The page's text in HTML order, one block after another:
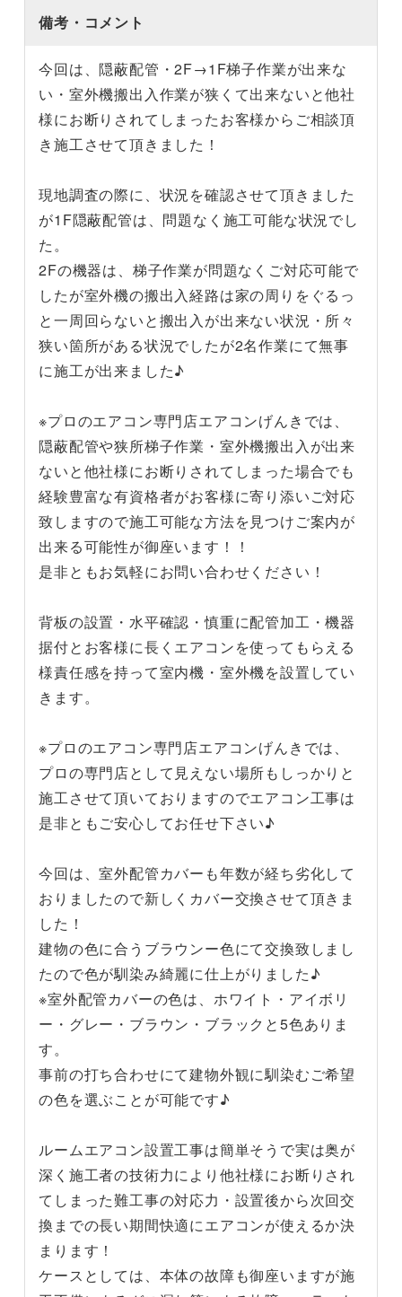
備考・コメント
今回は、隠蔽配管・2F→1F梯子作業が出来な
い・室外機搬出入作業が狭くて出来ないと他社
様にお断りされてしまったお客様からご相談頂
き施工させて頂きました！
現地調査の際に、状況を確認させて頂きました
が1F隠蔽配管は、問題なく施工可能な状況でし
た。
2Fの機器は、梯子作業が問題なくご対応可能で
したが室外機の搬出入経路は家の周りをぐるっ
と一周回らないと搬出入が出来ない状況・所々
狭い箇所がある状況でしたが2名作業にて無事
に施工が出来ました♪
※プロのエアコン専門店エアコンげんきでは、
隠蔽配管や狭所梯子作業・室外機搬出入が出来
ないと他社様にお断りされてしまった場合でも
経験豊富な有資格者がお客様に寄り添いご対応
致しますので施工可能な方法を見つけご案内が
出来る可能性が御座います！！
是非ともお気軽にお問い合わせください！
背板の設置・水平確認・慎重に配管加工・機器
据付とお客様に長くエアコンを使ってもらえる
様責任感を持って室内機・室外機を設置してい
きます。
※プロのエアコン専門店エアコンげんきでは、
プロの専門店として見えない場所もしっかりと
施工させて頂いておりますのでエアコン工事は
是非ともご安心してお任せ下さい♪
今回は、室外配管カバーも年数が経ち劣化して
おりましたので新しくカバー交換させて頂きま
した！
建物の色に合うブラウンー色にて交換致しまし
たので色が馴染み綺麗に仕上がりました♪
※室外配管カバーの色は、ホワイト・アイボリ
ー・グレー・ブラウン・ブラックと5色ありま
す。
事前の打ち合わせにて建物外観に馴染むご希望
の色を選ぶことが可能です♪
ルームエアコン設置工事は簡単そうで実は奥が
深く施工者の技術力により他社様にお断りされ
てしまった難工事の対応力・設置後から次回交
換までの長い期間快適にエアコンが使えるか決
まります！
ケースとしては、本体の故障も御座いますが施